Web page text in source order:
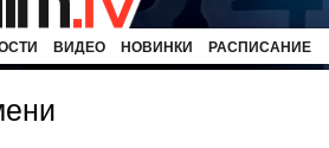
ВИДЕО НОВИНКИ РАСПИСАНИЕ